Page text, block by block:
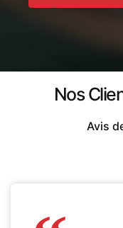
Nos
Avis